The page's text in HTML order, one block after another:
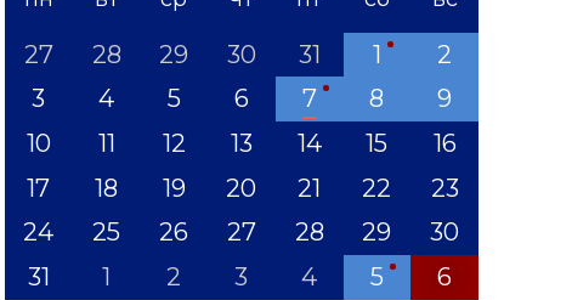
27 28 29 30 31 1
2
3
4 5 6 7 8
9
10
11 12 13 14 15
16
17
18 19 20 21 22
23
24
25 26 27 28 29
30
31
1 2 3 4 5 6